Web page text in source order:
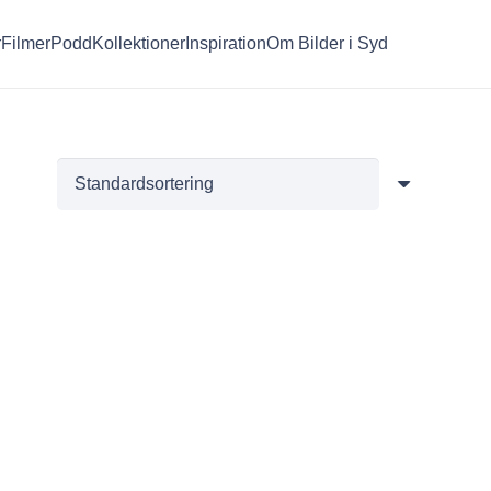
FilmerPodd Kollektioner InspirationOm Bilder i Syd